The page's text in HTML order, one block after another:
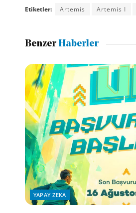
Etiketler: Artemis Artemis I
BenzerHaberler
YAPAY ZEKA